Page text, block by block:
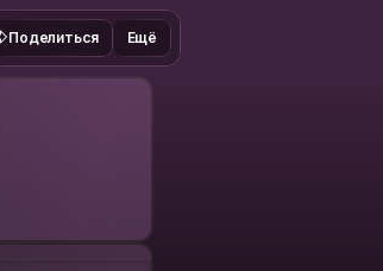
Поделиться Ещё